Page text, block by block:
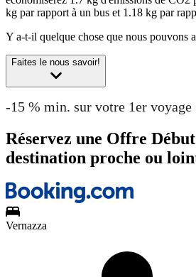
kg par rapport à un bus et 1.18 kg par
Y a-t-il quelque chose que nous pouvons
Faites le nous savoir!
-15 % min. sur votre 1er voyage
Réservez une Offre
destination proche ou
Vernazza